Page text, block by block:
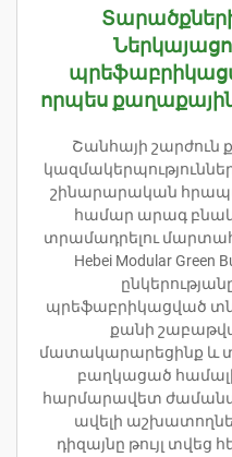
որպես
Շանհայի
շինարարական
համար արագ
տրամադրելու
Hebei Modular Green
պրեֆաբրիկացված
քանի
մատակարարեցինք և
բաղկացած
հարմարավետ
ավելի
դիզայնը թույլ տվեց